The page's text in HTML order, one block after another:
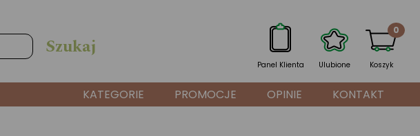
Panel Klienta Ulubione Koszyk
0
KATEGORIE PROMOCJE OPINIE KONTAKT